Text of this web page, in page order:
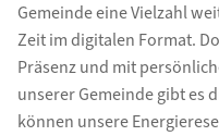
Gemeinde eine Vielzahl
Zeit im digitalen Format.
Präsenz und mit
unserer Gemeinde gibt es
können unsere